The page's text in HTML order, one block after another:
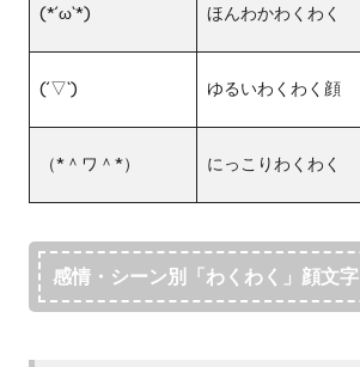
(*´ω`*) ほんわかわくわく
(´▽`) ゆるいわくわく顔
（*＾ワ＾*） にっこりわくわく
感情・シーン別「わくわく」顔文字